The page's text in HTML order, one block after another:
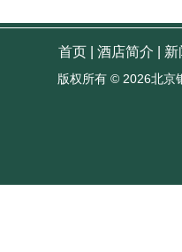
首页 酒店简介 新
版权所有 © 2026北京